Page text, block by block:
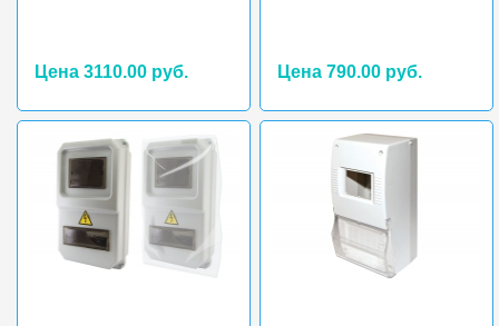
Цена 3110.00 руб. Цена 790.00 руб.